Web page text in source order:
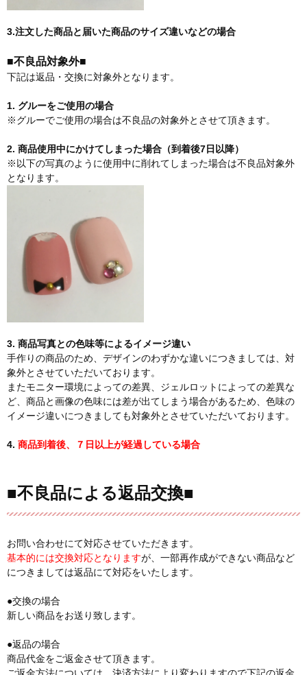
3.注文した商品と届いた商品のサイズ違いなどの場合
■不良品対象外■
下記は返品・交換に対象外となります。
1. グルーをご使用の場合
※グルーでご使用の場合は不良品の対象外とさせて頂きます。
2. 商品使用中にかけてしまった場合（到着後7日以降）
※以下の写真のように使用中に削れてしまった場合は不良品対象外
となります。
3. 商品写真との色味等によるイメージ違い
手作りの商品のため、デザインのわずかな違いにつきましては、対
象外とさせていただいております。
またモニター環境によっての差異、ジェルロットによっての差異な
ど、商品と画像の色味には差が出てしまう場合があるため、色味の
イメージ違いにつきましても対象外とさせていただいております。
4. 商品到着後、７日以上が経過している場合
■不良品による返品交換■
お問い合わせにて対応させていただきます。
基本的には交換対応となりますが、一部再作成ができない商品など
につきましては返品にて対応をいたします。
●交換の場合
新しい商品をお送り致します。
●返品の場合
商品代金をご返金させて頂きます。